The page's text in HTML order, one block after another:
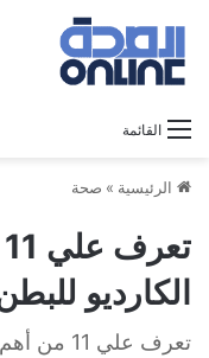
القائمة
الرئيسية » صحة
الكارديو
تعرف علي 11 من أهم تمارين الكارديو للبطن بالصور